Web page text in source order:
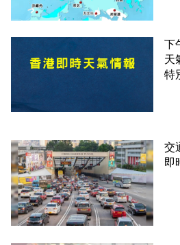
下
天
特
交
即